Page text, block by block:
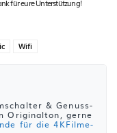
für eure Unterstützung!
Wifi
& Genuss-
Originalton, gerne
für die 4KFilme-